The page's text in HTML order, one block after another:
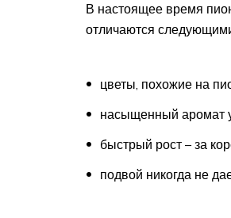
В настоящее время
отличаются
цветы, похожие на
насыщенный аромат
быстрый рост – за
подвой никогда не